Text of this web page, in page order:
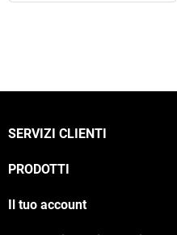
SERVIZI CLIENTI
PRODOTTI
Il tuo account